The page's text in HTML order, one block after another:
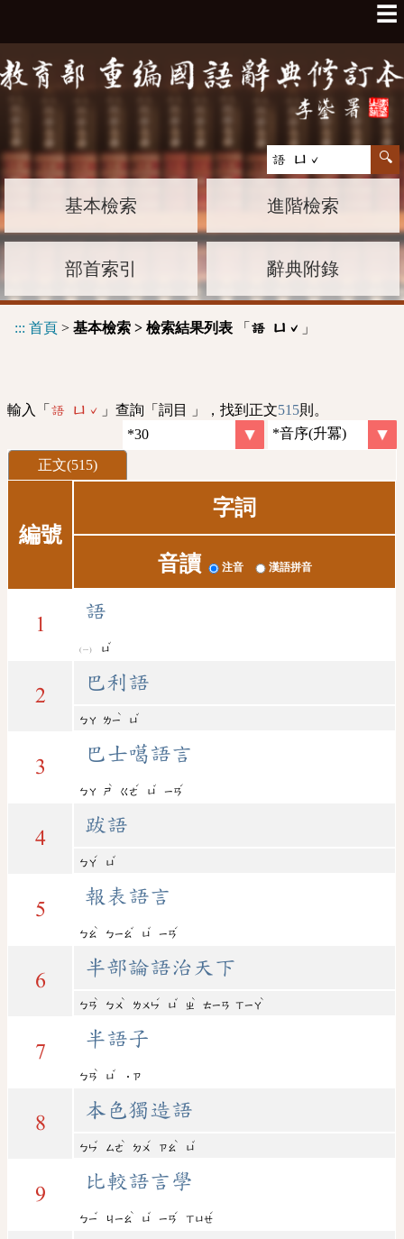
☰
基本檢索 進階檢索
部首索引 辭典附錄
::: 首頁 > 基本檢索 > 檢索結果列表 「 語 ㄩˇ 」
輸入「 語 ㄩˇ 」查詢「詞目 」，找到正文515則。
正文(515)
編號
字詞
音讀 注音 漢語拼音
1
語
ㄩ
ˇ
2
巴利語
ㄅㄚ ㄌㄧ
ˋ
ㄩ
ˇ
3
巴士噶語言
ㄅㄚ ㄕ
ˋ
ㄍㄜ
ˊ
ㄩ
ˇ
ㄧㄢ
ˊ
4
跋語
ㄅㄚ
ˊ
ㄩ
ˇ
5
報表語言
ㄅㄠ
ˋ
ㄅㄧㄠ
ˇ
ㄩ
ˇ
ㄧㄢ
ˊ
6
半部論語治天下
ㄅㄢ
ˋ
ㄅㄨ
ˋ
ㄌㄨㄣ
ˊ
ㄩ
ˇ
ㄓ
ˋ
ㄊㄧㄢ ㄒㄧㄚ
ˋ
7
半語子
ㄅㄢ
ˋ
ㄩ
ˇ
˙ㄗ
8
本色獨造語
ㄅㄣ
ˇ
ㄙㄜ
ˋ
ㄉㄨ
ˊ
ㄗㄠ
ˋ
ㄩ
ˇ
9
比較語言學
ㄅㄧ
ˇ
ㄐㄧㄠ
ˋ
ㄩ
ˇ
ㄧㄢ
ˊ
ㄒㄩㄝ
ˊ